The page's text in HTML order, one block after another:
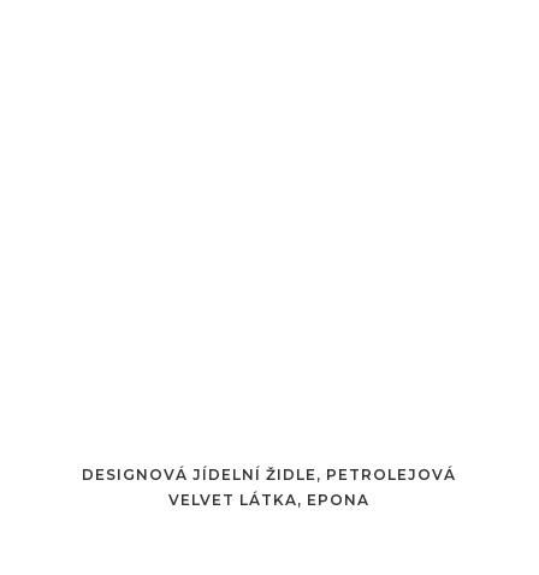
DESIGNOVÁ JÍDELNÍ ŽIDLE, PETROLEJOVÁ
VELVET LÁTKA, EPONA